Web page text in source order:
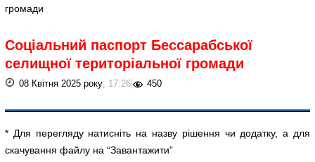
громади
Соціальний паспорт Бессарабської
селищної територіальної громади
08 Квітня 2025 року, 17:26| 450
* Для перегляду натисніть на назву рішення чи додатку, а для
скачування файлу на “Завантажити”